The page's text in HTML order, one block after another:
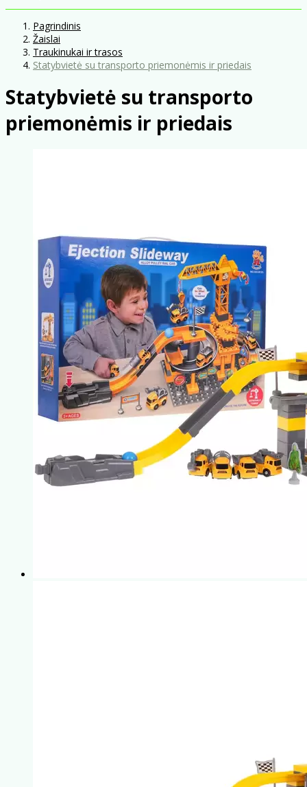
Pagrindinis
Žaislai
Traukinukai ir trasos
Statybvietė su transporto priemonėmis ir priedais
Statybvietė su transporto
priemonėmis ir priedais